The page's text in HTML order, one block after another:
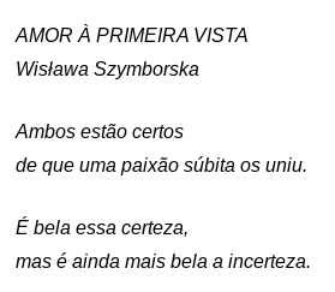
AMOR À PRIMEIRA VISTA
Wisława Szymborska
Ambos estão certos
de que uma paixão súbita os uniu.
É bela essa certeza,
mas é ainda mais bela a incerteza.